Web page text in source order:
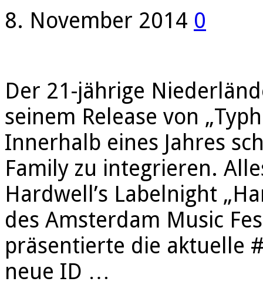
8. November 2014 0
Der 21-jährige
seinem Release von
Innerhalb eines Jahres
Family zu integrieren.
Hardwell’s Labelnight
des Amsterdam Music
präsentierte die aktuelle
neue ID …